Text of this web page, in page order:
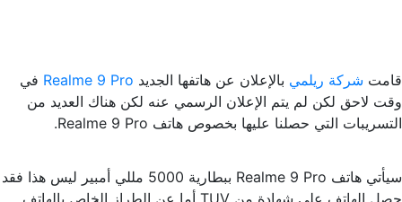
قامت شركة ريلمي بالإعلان عن هاتفها الجديد Realme 9 Pro في
وقت لاحق لكن لم يتم الإعلان الرسمي عنه لكن هناك العديد من
التسريبات التي حصلنا عليها بخصوص هاتف Realme 9 Pro.
سيأتي هاتف Realme 9 Pro ببطارية 5000 مللي أمبير ليس هذا فقد